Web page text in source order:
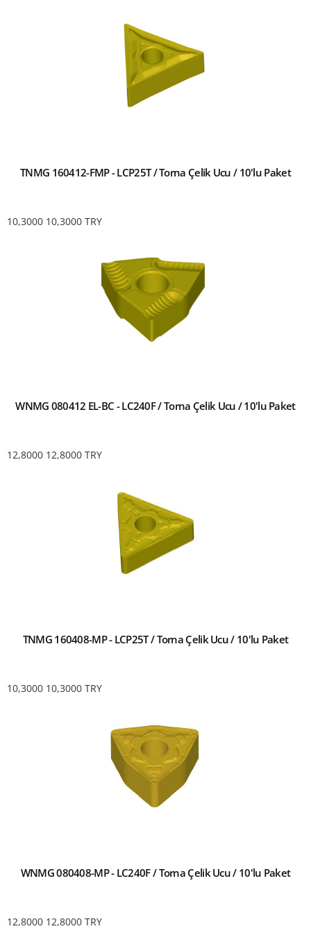
TNMG 160412-FMP - LCP25T / Torna Çelik Ucu / 10'lu Paket
10,3000 10,3000 TRY
WNMG 080412 EL-BC - LC240F / Torna Çelik Ucu / 10'lu Paket
12,8000 12,8000 TRY
TNMG 160408-MP - LCP25T / Torna Çelik Ucu / 10'lu Paket
10,3000 10,3000 TRY
WNMG 080408-MP - LC240F / Torna Çelik Ucu / 10'lu Paket
12,8000 12,8000 TRY